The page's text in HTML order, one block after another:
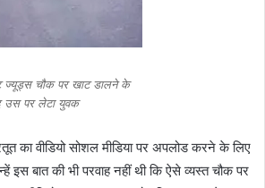
ज्यूड्स चौक पर खाट डालने के
उस पर लेटा युवक
का वीडियो सोशल मीडिया पर अपलोड करने के लिए
इस बात की भी परवाह नहीं थी कि ऐसे व्यस्त चौक पर